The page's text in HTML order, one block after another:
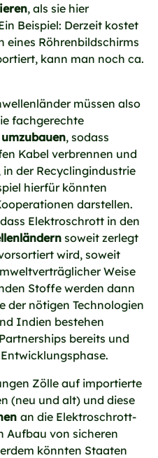
, als sie hier
Beispiel: Derzeit kostet
eines Röhrenbildschirms
kann man noch ca.
müssen also
fachgerechte
, sodass
Kabel verbrennen und
in der Recyclingindustrie
hierfür könnten
darstellen.
Elektroschrott in den
soweit zerlegt
wird, soweit
Weise
Stoffe werden dann
nötigen Technologien
Indien bestehen
bereits und
Zölle auf importierte
(neu und alt) und diese
an die Elektroschrott-
Aufbau von sicheren
könnten Staaten